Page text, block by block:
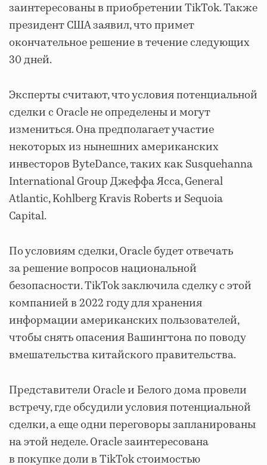
заинтересованы в приобретении TikTok. Также
президент США заявил, что примет
окончательное решение в течение следующих
30 дней.
Эксперты считают, что условия потенциальной
сделки с Oracle не определены и могут
измениться. Она предполагает участие
некоторых из нынешних американских
инвесторов ByteDance, таких как Susquehanna
International Group Джеффа Ясса, General
Atlantic, Kohlberg Kravis Roberts и Sequoia
Capital.
По условиям сделки, Oracle будет отвечать
за решение вопросов национальной
безопасности. TikTok заключила сделку с этой
компанией в 2022 году для хранения
информации американских пользователей,
чтобы снять опасения Вашингтона по поводу
вмешательства китайского правительства.
Представители Oracle и Белого дома провели
встречу, где обсудили условия потенциальной
сделки, а еще одни переговоры запланированы
на этой неделе. Oracle заинтересована
в покупке доли в TikTok стоимостью